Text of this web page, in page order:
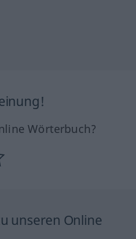
Wörterbuch?
unseren Online